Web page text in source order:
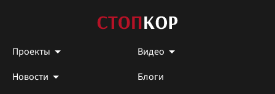
Проекты
Видео
Новости
Блоги